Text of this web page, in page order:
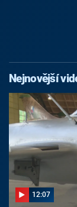
Nejnovější
12:07